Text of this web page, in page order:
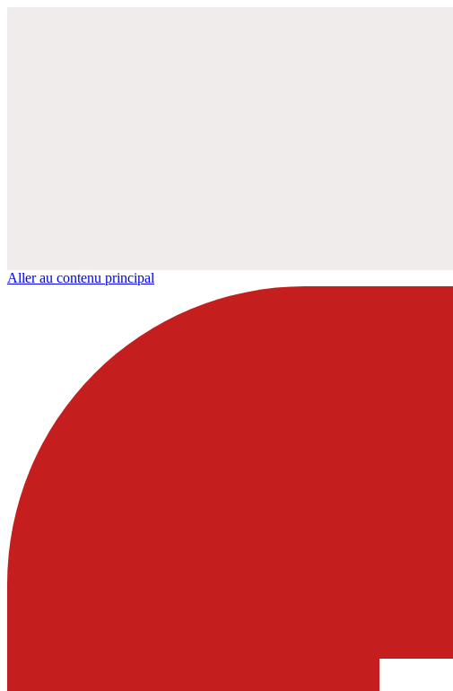
Aller au contenu principal